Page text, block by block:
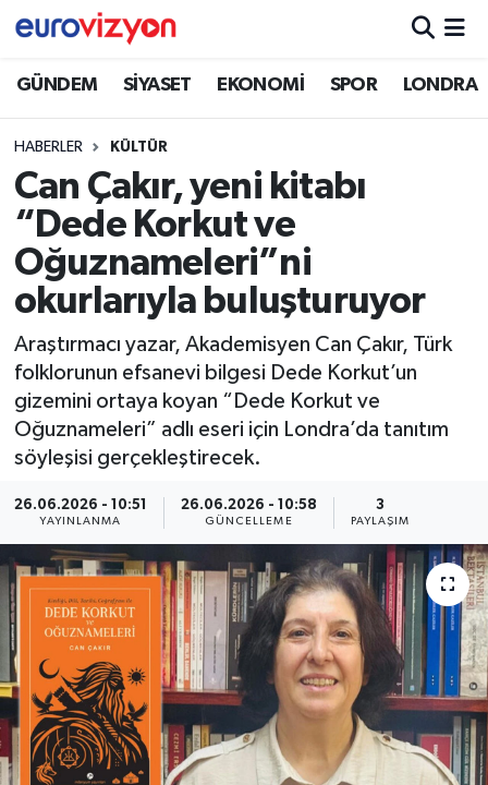
GÜNDEM SİYASET EKONOMİ SPOR LONDRA
HABERLER KÜLTÜR
Can Çakır, yeni kitabı
“Dede Korkut ve
Oğuznameleri”ni
okurlarıyla buluşturuyor
Araştırmacı yazar, Akademisyen Can Çakır, Türk
folklorunun efsanevi bilgesi Dede Korkut’un
gizemini ortaya koyan “Dede Korkut ve
Oğuznameleri” adlı eseri için Londra’da tanıtım
söyleşisi gerçekleştirecek.
26.06.2026 - 10:51
YAYINLANMA
26.06.2026 - 10:58
GÜNCELLEME
3
PAYLAŞIM